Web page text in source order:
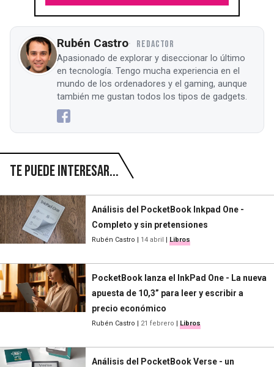
Rubén Castro REDACTOR
Apasionado de explorar y diseccionar lo último
en tecnología. Tengo mucha experiencia en el
mundo de los ordenadores y el gaming, aunque
también me gustan todos los tipos de gadgets.
Te puede interesar...
Análisis del PocketBook Inkpad One -
Completo y sin pretensiones
Rubén Castro | 14 abril | Libros
PocketBook lanza el InkPad One - La nueva
apuesta de 10,3” para leer y escribir a
precio económico
Rubén Castro | 21 febrero | Libros
Análisis del PocketBook Verse - un